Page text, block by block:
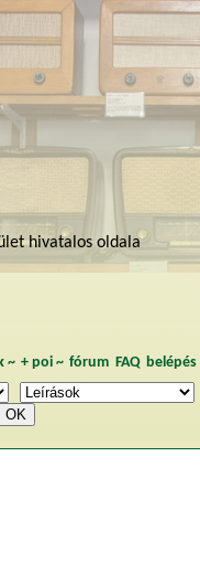
hivatalos oldala
~ + poi~ fórum FAQ belépés